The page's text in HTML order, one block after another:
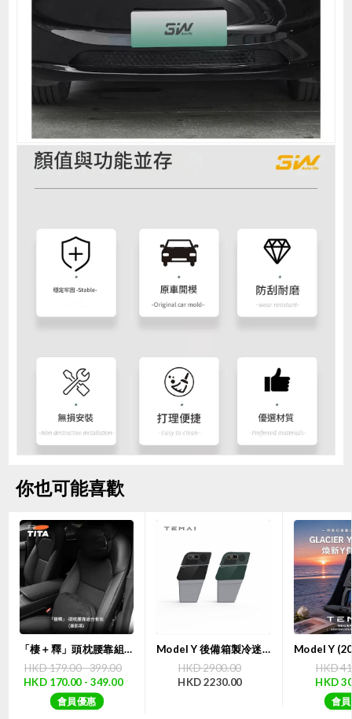
你也可能喜歡
「棲＋釋」頭枕腰靠組合套裝 | TITA
HKD 179.00 - 399.00
HKD 170.00 - 349.00
會員優惠
Model Y 後備箱製冷迷你雪櫃露營特麥小Y冰箱（二代）｜TEMAI 【7天購物保障】
HKD 2900.00
HKD 2230.00
HKD
HKD
會